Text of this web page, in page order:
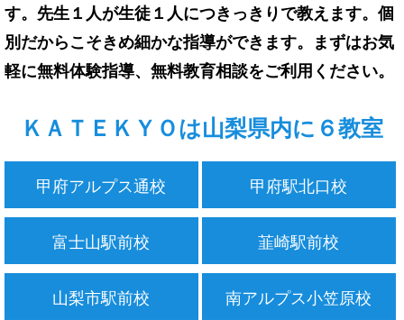
す。先生１人が生徒１人につきっきりで教えます。個
別だからこそきめ細かな指導ができます。まずはお気
軽に無料体験指導、無料教育相談をご利用ください。
ＫＡＴＥＫＹＯは山梨県内に６教室
甲府アルプス通校 甲府駅北口校
富士山駅前校 韮崎駅前校
山梨市駅前校 南アルプス小笠原校